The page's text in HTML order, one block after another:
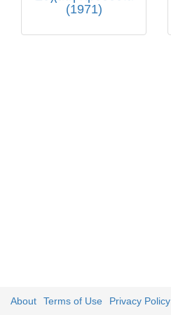
(1971)
About Terms of Use Privacy Policy